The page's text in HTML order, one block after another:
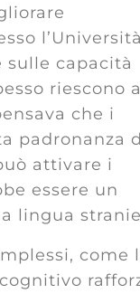
capacità
riescono a
che i
padronanza
attivare i
essere un
lingua
come